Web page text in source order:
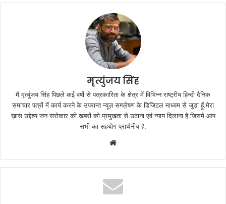
मृत्युंजय सिंह
मैं मृत्युंजय सिंह पिछले कई वर्षो से पत्रकारिता के क्षेत्र में विभिन्न राष्ट्रीय हिन्दी दैनिक
समाचार पत्रों में कार्य करने के उपरान्त न्यूज़ सम्प्रेषण के डिजिटल माध्यम से जुडा हूँ.मेरा
ख़ास उद्देश्य जन सरोकार की ख़बरों को प्रमुखता से उठाना एवं न्याय दिलाना है.जिसमे आप
सभी का सहयोग प्रार्थनीय है.